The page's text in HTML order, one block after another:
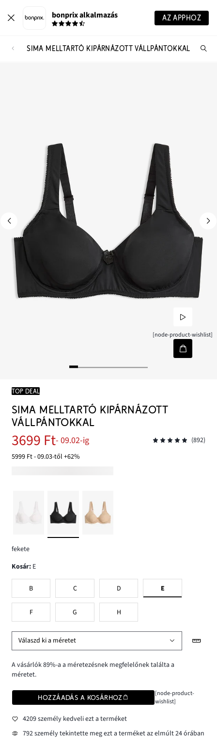
bonprix alkalmazás AZ APPHOZ
SIMA MELLTARTÓ KIPÁRNÁZOTT VÁLLPÁNTOKKAL
[node-product-wishlist]
TOP DEAL
SIMA MELLTARTÓ KIPÁRNÁZOTT
VÁLLPÁNTOKKAL
3699 Ft- 09.02-ig
(892)
5999 Ft - 09.03-től +62%
fekete
Kosár: E
B C D E
F G H
Válaszd ki a méretet
A vásárlók 89%-a a méretezésnek megfelelőnek találta a
méretet.
HOZZÁADÁS A KOSÁRHOZ
[node-product-
wishlist]
4209 személy kedveli ezt a terméket
792 személy tekintette meg ezt a terméket az elmúlt 24 órában